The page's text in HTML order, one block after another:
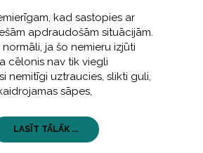
kad sastopies ar
apdraudošām situācijām.
ja šo nemieru izjūti
cēlonis nav tik viegli
nemitīgi uztraucies, slikti guli,
sāpes,
LASĪT TĀLĀK ...